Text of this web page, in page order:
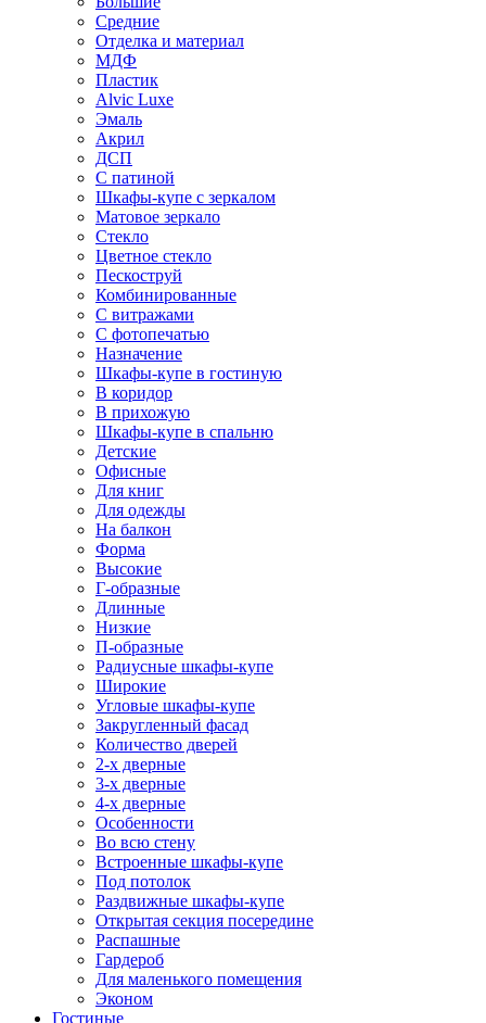
Средние
Отделка и материал
МДФ
Пластик
Alvic Luxe
Эмаль
Акрил
ДСП
С патиной
Шкафы-купе с зеркалом
Матовое зеркало
Стекло
Цветное стекло
Пескоструй
Комбинированные
С витражами
С фотопечатью
Назначение
Шкафы-купе в гостиную
В коридор
В прихожую
Шкафы-купе в спальню
Детские
Офисные
Для книг
Для одежды
На балкон
Форма
Высокие
Г-образные
Длинные
Низкие
П-образные
Радиусные шкафы-купе
Широкие
Угловые шкафы-купе
Закругленный фасад
Количество дверей
2-х дверные
3-х дверные
4-х дверные
Особенности
Во всю стену
Встроенные шкафы-купе
Под потолок
Раздвижные шкафы-купе
Открытая секция посередине
Распашные
Гардероб
Для маленького помещения
Эконом
Гостиные